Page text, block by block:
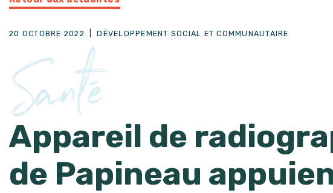
20 OCTOBRE 2022 DÉVELOPPEMENT SOCIAL ET COMMUNAUTAIRE
Santé
Appareil de
de Papineau